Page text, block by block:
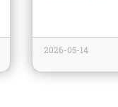
2026-05-14